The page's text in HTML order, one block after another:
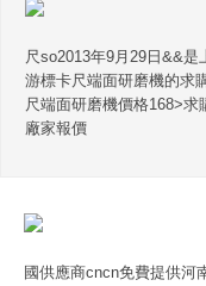
尺so2013年9月29日&&
游標卡尺端面研磨機的求
尺端面研磨機價格168>求
廠家報價
國供應商cncn免費提供河